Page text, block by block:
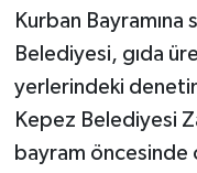
Kurban Bayramına
Belediyesi, gıda
yerlerindeki
Kepez Belediyesi
bayram öncesinde